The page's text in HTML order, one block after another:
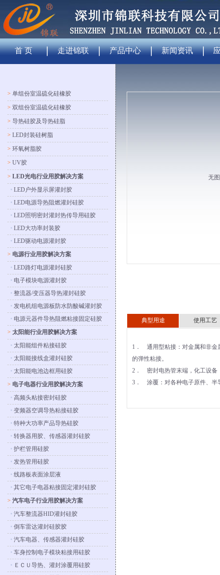
首 页 走进锦联 产品中心 新闻资讯
> 单组份室温硫化硅橡胶
> 双组份室温硫化硅橡胶
> 导热硅胶及导热硅脂
> LED封装硅树脂
> 环氧树脂胶
> UV胶
> LED光电行业用胶解决方案
• LED户外显示屏灌封胶
• LED电源导热阻燃灌封硅胶
• LED照明密封灌封热传导用硅胶
• LED大功率封装胶
• LED驱动电源灌封胶
> 电源行业用胶解决方案
• LED路灯电源灌封硅胶
• 电子模块电源灌封胶
• 整流器/变压器导热灌封硅胶
• 发电机组电源板防水防酸碱灌封胶
• 电源元器件导热阻燃粘接固定硅胶
> 太阳能行业用胶解决方案
• 太阳能组件粘接硅胶
• 太阳能接线盒灌封硅胶
• 太阳能电池边框用硅胶
> 电子电器行业用胶解决方案
• 高频头粘接密封硅胶
• 变频器空调导热粘接硅胶
• 特种大功率产品导热硅胶
• 转换器用胶、传感器灌封硅胶
• 护栏管用硅胶
• 发热管用硅胶
• 线路板表面涂层液
• 其它电子电器粘接固定灌封硅胶
> 汽车电子行业用胶解决方案
• 汽车整流器HID灌封硅胶
• 倒车雷达灌封硅胶胶
• 汽车电器、传感器灌封硅胶
• 车身控制电子模块粘接用硅胶
• ＥＣＵ导热、灌封涂覆用硅胶
无图
典型用途 使用工艺
1． 通用型粘接：对金属和非金
的弹性粘接。
2． 密封电热管末端，化工设备
3． 涂覆：对各种电子原件、半